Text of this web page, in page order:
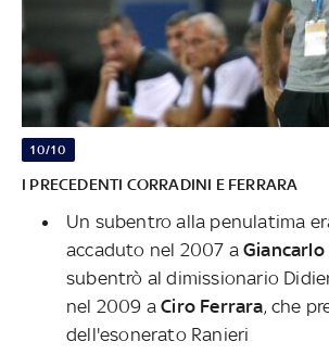
10/10
I PRECEDENTI CORRADINI E FERRARA
Un subentro alla penulatima
accaduto nel 2007 a
subentrò al dimissionario
nel 2009 aCiro Ferrara, che
dell'esonerato Ranieri